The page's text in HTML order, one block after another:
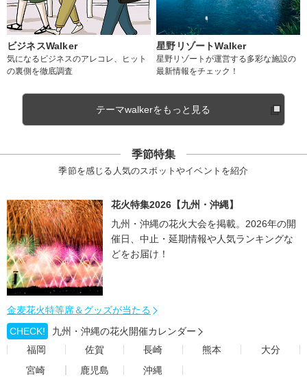
ビジネスWalker
気になるビジネスのアレコレ、ヒット
の裏側を徹底調査
星野リゾートWalker
星野リゾートが運営する多彩な施設の
最新情報をチェック！
テーマwalkerをもっと見る
季節特集
季節を感じる人気のスポットやイベントを紹介
花火特集2026【九州・沖縄】
九州・沖縄の花火大会を掲載。2026年の開
催日、中止・延期情報や人気ランキングな
どをお届け！
金麦花火特等席＆グッズが当たる
CHECK!
九州・沖縄の花火開催カレンダー
福岡
佐賀 長崎 熊本
大分
宮崎
鹿児島 沖縄